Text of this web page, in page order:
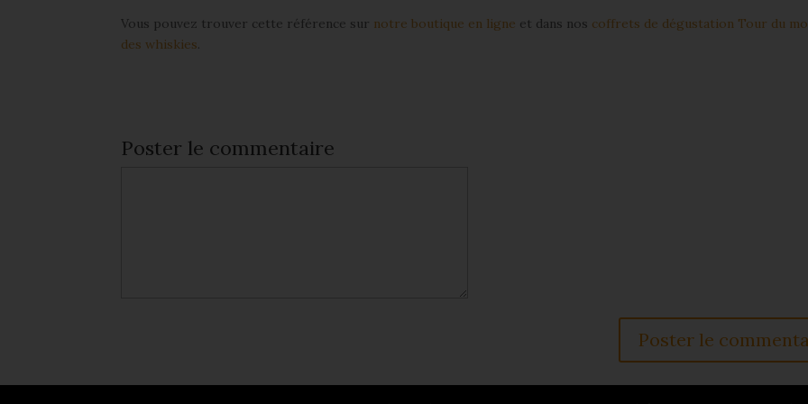
Vous pouvez trouver cette référence sur notre boutique en ligne et dans nos coffrets de dégustation Tour du
des whiskies.
Poster le commentaire